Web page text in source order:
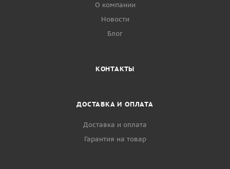
О компании
Новости
Блог
КОНТАКТЫ
ДОСТАВКА И ОПЛАТА
Доставка и оплата
Гарантия на товар